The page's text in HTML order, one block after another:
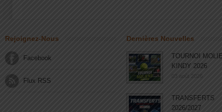
Rejoignez-Nous
Facebook
Flux RSS
Dernières Nouvelles
TOURNOI
KINDY 2026
03 août 2026
TRANSFERTS
2026/2027